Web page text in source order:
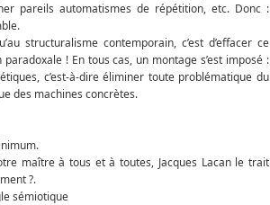
pareils automatismes de répétition, etc. Donc :
structuralisme contemporain, c’est d’effacer ce
! En tous cas, un montage s’est imposé :
c’est-à-dire éliminer toute problématique du
des machines concrètes.
maître à tous et à toutes, Jacques Lacan le trait
?.
sémiotique